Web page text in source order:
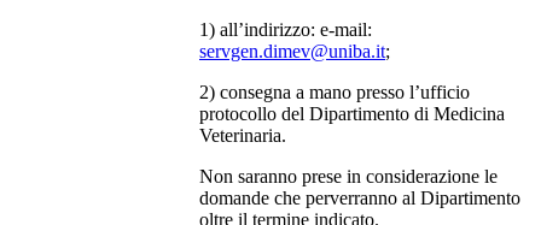
1) all’indirizzo: e-mail:
servgen.dimev@uniba.it;
2) consegna a mano presso l’ufficio
protocollo del Dipartimento di Medicina
Veterinaria.
Non saranno prese in considerazione le
domande che perverranno al Dipartimento
oltre il termine indicato.